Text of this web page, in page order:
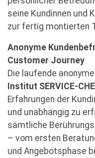
seine Kundinnen und
zur fertig montierten
Anonyme
Customer Journey
Die laufende
Institut SERVICE-
Erfahrungen der
und unabhängig zu
sämtliche
– vom ersten
und Angebotsphase